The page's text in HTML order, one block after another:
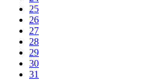
25
26
27
28
29
30
31